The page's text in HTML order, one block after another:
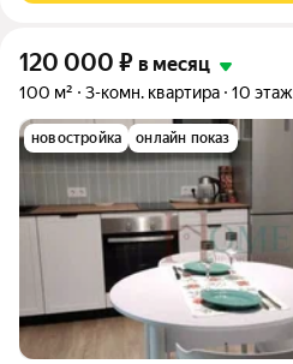
120 000 ₽ в месяц
100 м² 3-комн. квартира 10 этаж
новостройка онлайн показ